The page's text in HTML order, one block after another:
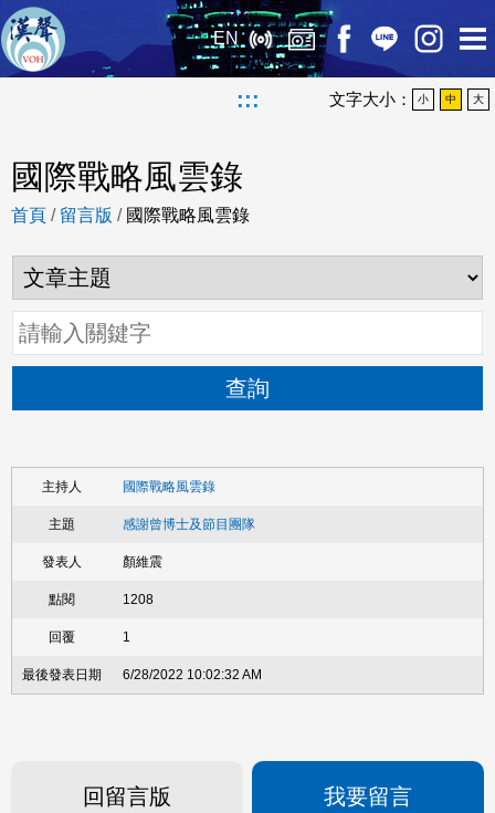
EN
::: 文字大小： 小 中 大
國際戰略風雲錄
首頁 / 留言版 / 國際戰略風雲錄
查詢
國際戰略風雲錄
感謝曾博士及節目團隊
顏維震
1208
1
6/28/2022 10:02:32 AM
回留言版 我要留言